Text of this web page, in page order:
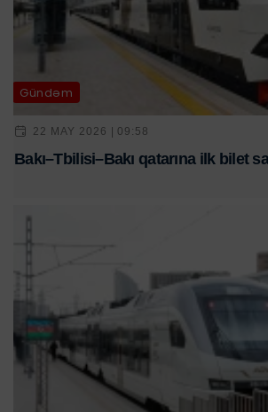
Gündəm
22 MAY 2026 | 09:58
Bakı–Tbilisi–Bakı qatarına ilk bilet